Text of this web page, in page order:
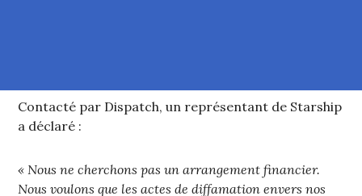
Contacté par Dispatch, un représentant de Starship
a déclaré :
« Nous ne cherchons pas un arrangement financier.
Nous voulons que les actes de diffamation envers nos